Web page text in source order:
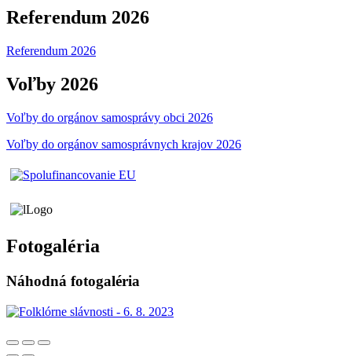
Referendum 2026
Referendum 2026
Voľby 2026
Voľby do orgánov samosprávy obci 2026
Voľby do orgánov samosprávnych krajov 2026
Fotogaléria
Náhodná fotogaléria